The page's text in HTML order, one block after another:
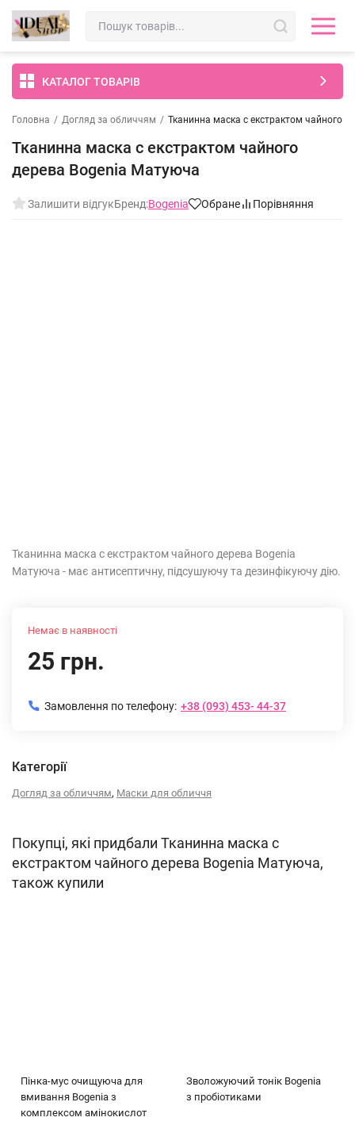
КАТАЛОГ ТОВАРІВ
Головна / Догляд за обличчям / Тканинна маска с екстрактом чайного
Тканинна маска с екстрактом чайного
дерева Bogenia Матуюча
Залишити відгукБренд:Bogenia Обране Порівняння
Тканинна маска с екстрактом чайного дерева Bogenia
Матуюча - має антисептичну, підсушуючу та дезинфікуючу дію.
Немає в наявності
25 грн.
Замовлення по телефону: +38 (093) 453- 44-37
Категорії
Догляд за обличчям, Маски для обличчя
Покупці, які придбали Тканинна маска с
екстрактом чайного дерева Bogenia Матуюча,
також купили
Пінка-мус очищуюча для
вмивання Bogenia з
комплексом амінокислот
Зволожуючий тонік Bogenia
з пробіотиками